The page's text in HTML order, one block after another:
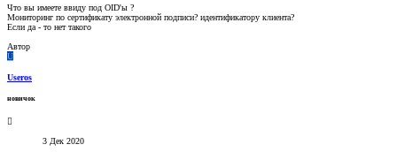
Что вы имеете ввиду под OID'ы ?
Мониторинг по сертификату электронной подписи? идентификатору клиента?
Если да - то нет такого
Автор
U
Useros
новичок
3 Дек 2020